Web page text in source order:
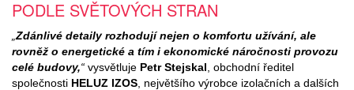
PODLE SVĚTOVÝCH STRAN
Zdánlivé detaily rozhodují nejen o komfortu užívání, ale
rovněž o energetické a tím i ekonomické náročnosti provozu
celé budovy,“ vysvětluje Petr Stejskal , obchodní ředitel
společnosti HELUZ IZOS , největšího výrobce izolačních a dalších